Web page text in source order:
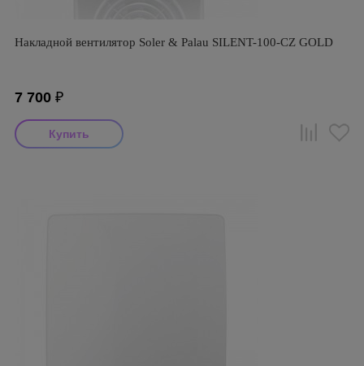
Накладной вентилятор Soler & Palau SILENT-100-CZ GOLD
7 700 ₽